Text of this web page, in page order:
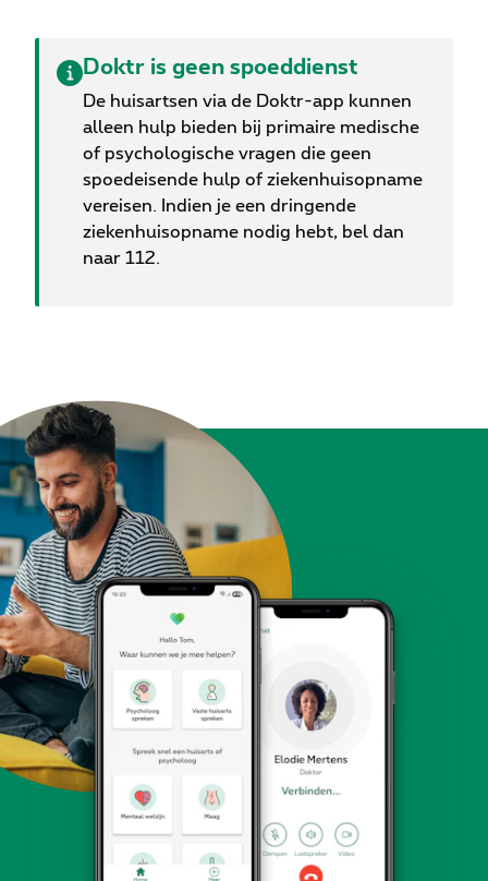
Doktr is geen spoeddienst
De huisartsen via de Doktr-app kunnen
alleen hulp bieden bij primaire medische
of psychologische vragen die geen
spoedeisende hulp of ziekenhuisopname
vereisen. Indien je een dringende
ziekenhuisopname nodig hebt, bel dan
naar 112.